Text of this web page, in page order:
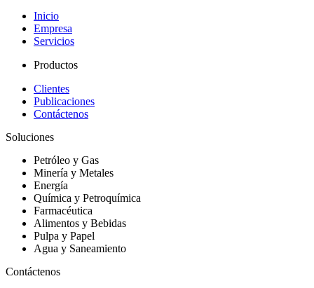
Inicio
Empresa
Servicios
Productos
Clientes
Publicaciones
Contáctenos
Soluciones
Petróleo y Gas
Minería y Metales
Energía
Química y Petroquímica
Farmacéutica
Alimentos y Bebidas
Pulpa y Papel
Agua y Saneamiento
Contáctenos